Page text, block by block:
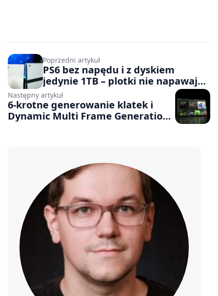
Poprzedni artykuł
PS6 bez napędu i z dyskiem
jedynie 1TB – plotki nie napawają
optymizmem
Następny artykuł
6-krotne generowanie klatek i
Dynamic Multi Frame Generation